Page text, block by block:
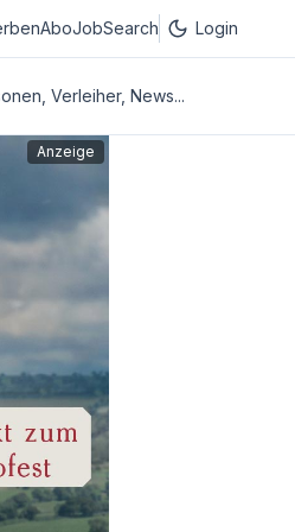
AboJobSearch Login
Verleiher, News...
Anzeige